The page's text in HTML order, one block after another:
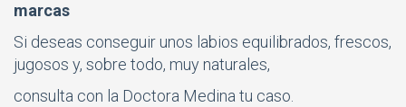
marcas
Si deseas conseguir unos labios equilibrados, frescos,
jugosos y, sobre todo, muy naturales,
consulta con la Doctora Medina tu caso.